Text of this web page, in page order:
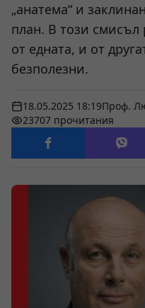
„анатема“ и
план. В този
от едната, и от
безполезни.
18.05.2025 18:19Проф.
23707 прочитания